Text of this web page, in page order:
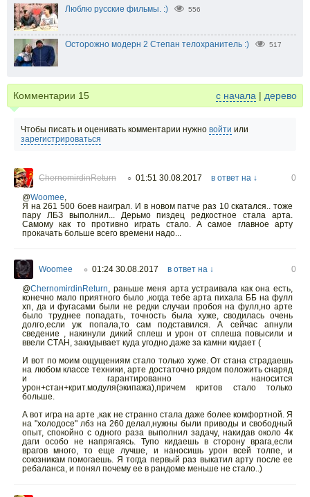
Люблю русские фильмы. :) 556
Осторожно модерн 2 Степан телохранитель :) 517
Комментарии 15 с начала | дерево
Чтобы писать и оценивать комментарии нужно войти или
зарегистрироваться
ChernomirdinReturn ○ 01:51 30.08.2017 в ответ на ↓
0
@Woomee,
Я на 261 500 боев наиграл. И в новом патче раз 10 скатался.. тоже
пару ЛБЗ выполнил... Дерьмо пиздец редкостное стала арта.
Самому как то противно играть стало. А самое главное арту
прокачать больше всего времени надо...
Woomee ○ 01:24 30.08.2017 в ответ на ↓
0
@ChernomirdinReturn, раньше меня арта устраивала как она есть,
конечно мало приятного было ,когда тебе арта пихала ББ на фулл
хп, да и фугасами были не редки случаи пробоя на фулл,но арте
было труднее попадать, точность была хуже, сводилась очень
долго,если уж попала,то сам подставился. А сейчас апнули
сведение , накинули дикий сплеш и урон от сплеша повысили и
ввели СТАН, закидывает куда угодно,даже за камни кидает (
И вот по моим ощущениям стало только хуже. От стана страдаешь
на любом классе техники, арте достаточно рядом положить снаряд
и гарантированно наносится
урон+стан+крит.модуля(экипажа),причем критов стало только
больше.
А вот игра на арте ,как не странно стала даже более комфортной. Я
на "холодосе" лбз на 260 делал,нужны были приводы и свободный
опыт, спокойно с одного раза выполнил задачу, накидав около 4к
даги особо не напрягаясь. Тупо кидаешь в сторону врага,если
врагов много, то еще лучше, и наносишь урон всей толпе, и
союзникам помогаешь. Я тогда первый раз выкатил арту после ее
ребаланса, и понял почему ее в рандоме меньше не стало..)